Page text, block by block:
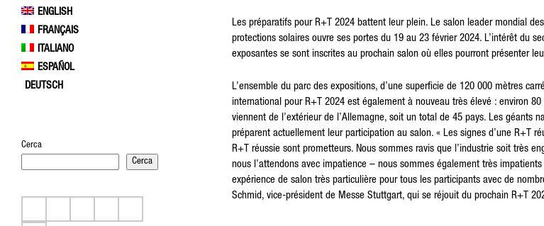
ENGLISH
FRANÇAIS
ITALIANO
ESPAÑOL
DEUTSCH
Cerca
Cerca
Les préparatifs pour R+T 2024 battent leur plein. Le salon leader mondial
protections solaires ouvre ses portes du 19 au 23 février 2024. L’intérêt du
exposantes se sont inscrites au prochain salon où elles pourront présenter
L’ensemble du parc des expositions, d’une superficie de 120 000 mètres
international pour R+T 2024 est également à nouveau très élevé : environ
viennent de l’extérieur de l’Allemagne, soit un total de 45 pays. Les géants
préparent actuellement leur participation au salon. « Les signes d’une R+T
R+T réussie sont prometteurs. Nous sommes ravis que l’industrie soit très
nous l’attendons avec impatience – nous sommes également très
expérience de salon très particulière pour tous les participants avec de
Schmid, vice-président de Messe Stuttgart, qui se réjouit du prochain R+T